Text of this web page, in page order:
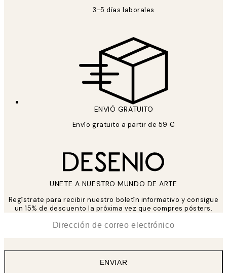
3-5 días laborales
ENVIÓ GRATUITO
Envío gratuito a partir de 59 €
UNETE A NUESTRO MUNDO DE ARTE
Regístrate para recibir nuestro boletín informativo y consigue
un 15% de descuento la próxima vez que compres pósters.
ENVIAR